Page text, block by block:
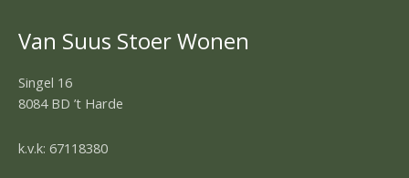
Van Suus Stoer Wonen
Singel 16
8084 BD ’t Harde
k.v.k: 67118380